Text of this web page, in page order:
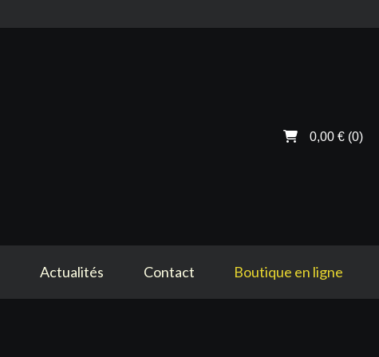
0,00 € (0)
Actualités Contact Boutique en ligne